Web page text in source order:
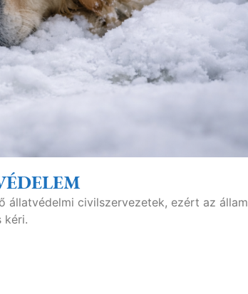
állatvédelmi civilszervezetek, ezért az állam
kéri.